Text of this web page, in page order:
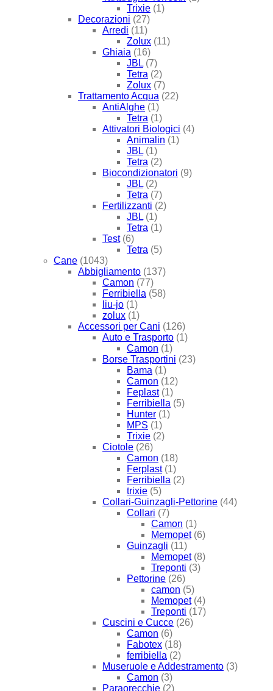
Trixie (1)
Decorazioni (27)
Arredi (11)
Zolux (11)
Ghiaia (16)
JBL (7)
Tetra (2)
Zolux (7)
Trattamento Acqua (22)
AntiAlghe (1)
Tetra (1)
Attivatori Biologici (4)
Animalin (1)
JBL (1)
Tetra (2)
Biocondizionatori (9)
JBL (2)
Tetra (7)
Fertilizzanti (2)
JBL (1)
Tetra (1)
Test (6)
Tetra (5)
Cane (1043)
Abbigliamento (137)
Camon (77)
Ferribiella (58)
liu-jo (1)
zolux (1)
Accessori per Cani (126)
Auto e Trasporto (1)
Camon (1)
Borse Trasportini (23)
Bama (1)
Camon (12)
Feplast (1)
Ferribiella (5)
Hunter (1)
MPS (1)
Trixie (2)
Ciotole (26)
Camon (18)
Ferplast (1)
Ferribiella (2)
trixie (5)
Collari-Guinzagli-Pettorine (44)
Collari (7)
Camon (1)
Memopet (6)
Guinzagli (11)
Memopet (8)
Treponti (3)
Pettorine (26)
camon (5)
Memopet (4)
Treponti (17)
Cuscini e Cucce (26)
Camon (6)
Fabotex (18)
ferribiella (2)
Museruole e Addestramento (3)
Camon (3)
Paraorecchie (2)